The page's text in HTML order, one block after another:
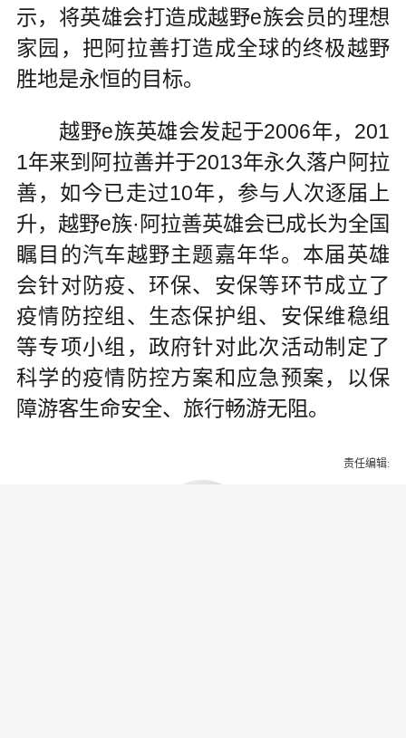
示，将英雄会打造成越野e族会员的理想
家园，把阿拉善打造成全球的终极越野
胜地是永恒的目标。
越野e族英雄会发起于2006年，201
1年来到阿拉善并于2013年永久落户阿拉
善，如今已走过10年，参与人次逐届上
升，越野e族·阿拉善英雄会已成长为全国
瞩目的汽车越野主题嘉年华。本届英雄
会针对防疫、环保、安保等环节成立了
疫情防控组、生态保护组、安保维稳组
等专项小组，政府针对此次活动制定了
科学的疫情防控方案和应急预案，以保
障游客生命安全、旅行畅游无阻。
责任编辑: